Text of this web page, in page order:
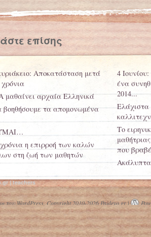
επίσης
Αποκατάσταση μετά
μαθαίνει αρχαία Ελληνικά
τα απομονωμένα
η επιρροή των καλών
στη ζωή των μαθητών
4
ένα
2014...
Ελάχιστα
Το
που
Ακάλυπτα
δήμαρχος
| teachers
του WordPress. Copyright 2010-2026 Paidevo.gr |